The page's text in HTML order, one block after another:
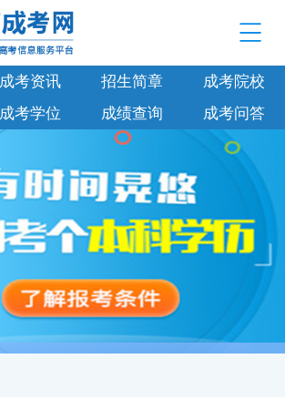
成考资讯 招生简章
成考院校
成考学位 成绩查询 成考问答